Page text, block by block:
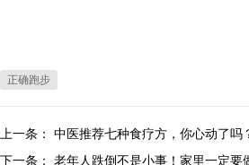
正确跑步
上一条： 中医推荐七种食疗方，你心动了吗
下一条： 老年人跌倒不是小事！家里一定要